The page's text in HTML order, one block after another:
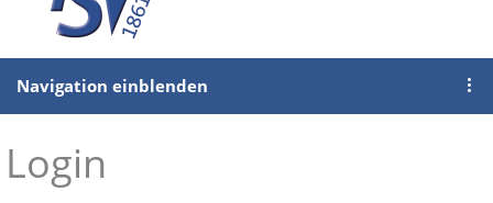
Navigation einblenden
Login